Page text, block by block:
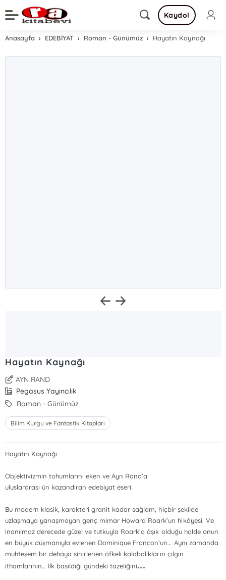
Kaydol
Anasayfa EDEBİYAT Roman - Günümüz Hayatın Kaynağı
Hayatın Kaynağı
AYN RAND
Pegasus Yayıncılık
Roman - Günümüz
Bilim Kurgu ve Fantastik Kitapları
Hayatın Kaynağı
Objektivizmin tohumlarını eken ve Ayn Rand’a
uluslararası ün kazandıran edebiyat eseri.
Bu modern klasik, karakteri granit kadar sağlam, hiçbir şekilde
uzlaşmaya yanaşmayan genç mimar Howard Roark’un hikâyesi. Ve
inanılmaz derecede güzel ve tutkuyla Roark’a âşık olduğu halde onun
en büyük düşmanıyla evlenen Dominique Francon’un… Aynı zamanda
muhteşem bir dehaya sinirlenen öfkeli kalabalıkların çılgın
ithamlarının… İlk basıldığı gündeki tazeliğini...